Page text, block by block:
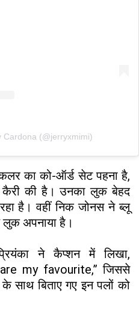
Cardona (@jerryxmimi)
कलर का को-ऑर्ड सेट पहना है,
की है। उनका लुक बेहद
है। वहीं निक जोनस ने ब्लू
अपनाया है।
ने कैप्शन में लिखा,
my favourite,” जिससे
साथ बिताए गए इन पलों को